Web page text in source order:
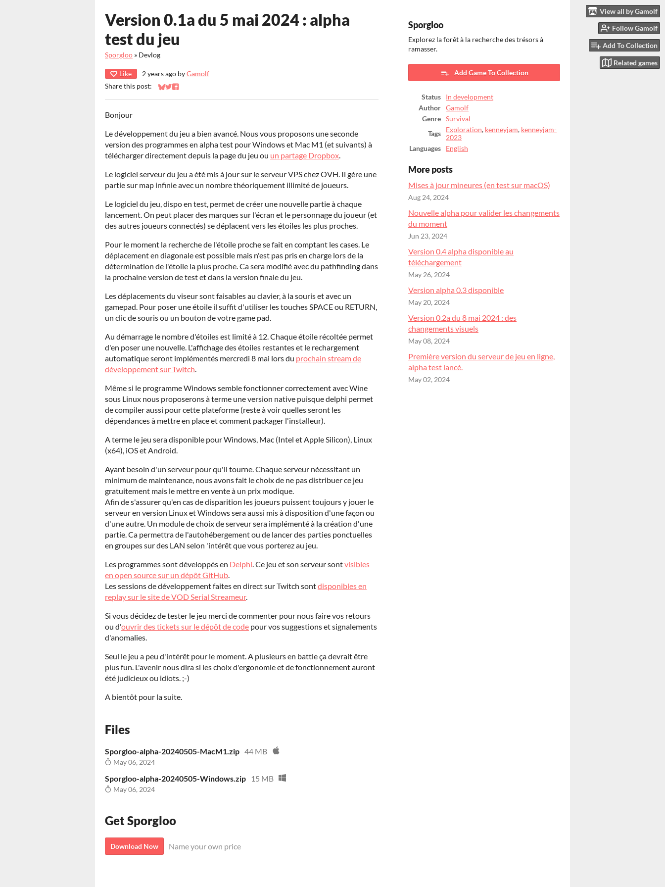
View all by Gamolf
Follow Gamolf
Add To Collection
Related games
Version 0.1a du 5 mai 2024 : alpha
test du jeu
Sporgloo » Devlog
Like 2 years ago byGamolf
Share this post:
Share on Bluesky
Share on Twitter
Share on Facebook
Bonjour
Le développement du jeu a bien avancé. Nous vous proposons une seconde
version des programmes en alpha test pour Windows et Mac M1 (et suivants) à
télécharger directement depuis la page du jeu ou un partage Dropbox.
Le logiciel serveur du jeu a été mis à jour sur le serveur VPS chez OVH. Il gère une
partie sur map infinie avec un nombre théoriquement illimité de joueurs.
Le logiciel du jeu, dispo en test, permet de créer une nouvelle partie à chaque
lancement. On peut placer des marques sur l'écran et le personnage du joueur (et
des autres joueurs connectés) se déplacent vers les étoiles les plus proches.
Pour le moment la recherche de l'étoile proche se fait en comptant les cases. Le
déplacement en diagonale est possible mais n'est pas pris en charge lors de la
détermination de l'étoile la plus proche. Ca sera modifié avec du pathfinding dans
la prochaine version de test et dans la version finale du jeu.
Les déplacements du viseur sont faisables au clavier, à la souris et avec un
gamepad. Pour poser une étoile il suffit d'utiliser les touches SPACE ou RETURN,
un clic de souris ou un bouton de votre game pad.
Au démarrage le nombre d'étoiles est limité à 12. Chaque étoile récoltée permet
d'en poser une nouvelle. L'affichage des étoiles restantes et le rechargement
automatique seront implémentés mercredi 8 mai lors du prochain stream de
développement sur Twitch.
Même si le programme Windows semble fonctionner correctement avec Wine
sous Linux nous proposerons à terme une version native puisque delphi permet
de compiler aussi pour cette plateforme (reste à voir quelles seront les
dépendances à mettre en place et comment packager l'installeur).
A terme le jeu sera disponible pour Windows, Mac (Intel et Apple Silicon), Linux
(x64), iOS et Android.
Ayant besoin d'un serveur pour qu'il tourne. Chaque serveur nécessitant un
minimum de maintenance, nous avons fait le choix de ne pas distribuer ce jeu
gratuitement mais le mettre en vente à un prix modique.
Afin de s'assurer qu'en cas de disparition les joueurs puissent toujours y jouer le
serveur en version Linux et Windows sera aussi mis à disposition d'une façon ou
d'une autre. Un module de choix de serveur sera implémenté à la création d'une
partie. Ca permettra de l'autohébergement ou de lancer des parties ponctuelles
en groupes sur des LAN selon 'intérêt que vous porterez au jeu.
Les programmes sont développés en Delphi. Ce jeu et son serveur sontvisibles
en open source sur un dépôt GitHub.
Les sessions de développement faites en direct sur Twitch sontdisponibles en
replay sur le site de VOD Serial Streameur.
Si vous décidez de tester le jeu merci de commenter pour nous faire vos retours
ou d'ouvrir des tickets sur le dépôt de code pour vos suggestions et signalements
d'anomalies.
Seul le jeu a peu d'intérêt pour le moment. A plusieurs en battle ça devrait être
plus fun. L'avenir nous dira si les choix d'ergonomie et de fonctionnement auront
été judicieux ou idiots. ;-)
A bientôt pour la suite.
Files
Sporgloo-alpha-20240505-MacM1.zip 44 MB
May 06, 2024
Sporgloo-alpha-20240505-Windows.zip 15 MB
May 06, 2024
Get Sporgloo
Download Now Name your own price
Sporgloo
Explorez la forêt à la recherche des trésors à
ramasser.
Add Game To Collection
Status
In development
Author
Gamolf
Genre
Survival
Tags
Exploration, kenneyjam, kenneyjam-
2023
Languages
English
More posts
Mises à jour mineures (en test sur macOS)
Aug 24, 2024
Nouvelle alpha pour valider les changements
du moment
Jun 23, 2024
Version 0.4 alpha disponible au
téléchargement
May 26, 2024
Version alpha 0.3 disponible
May 20, 2024
Version 0.2a du 8 mai 2024 : des
changements visuels
May 08, 2024
Première version du serveur de jeu en ligne,
alpha test lancé.
May 02, 2024